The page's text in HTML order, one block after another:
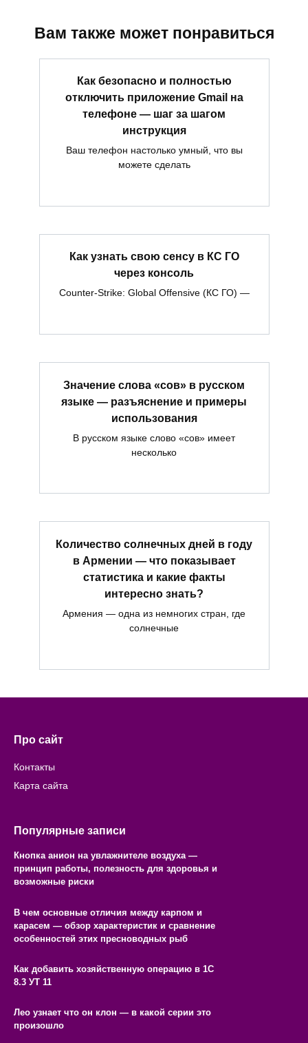
Вам также может понравиться
Как безопасно и полностью
отключить приложение Gmail на
телефоне — шаг за шагом
инструкция
Ваш телефон настолько умный, что вы
можете сделать
Как узнать свою сенсу в КС ГО
через консоль
Counter-Strike: Global Offensive (КС ГО) —
Значение слова «сов» в русском
языке — разъяснение и примеры
использования
В русском языке слово «сов» имеет
несколько
Количество солнечных дней в году
в Армении — что показывает
статистика и какие факты
интересно знать?
Армения — одна из немногих стран, где
солнечные
Про сайт
Контакты
Карта сайта
Популярные записи
Кнопка анион на увлажнителе воздуха —
принцип работы, полезность для здоровья и
возможные риски
В чем основные отличия между карпом и
карасем — обзор характеристик и сравнение
особенностей этих пресноводных рыб
Как добавить хозяйственную операцию в 1С
8.3 УТ 11
Лео узнает что он клон — в какой серии это
произошло